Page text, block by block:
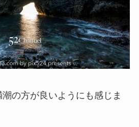
の方が良いようにも感じま